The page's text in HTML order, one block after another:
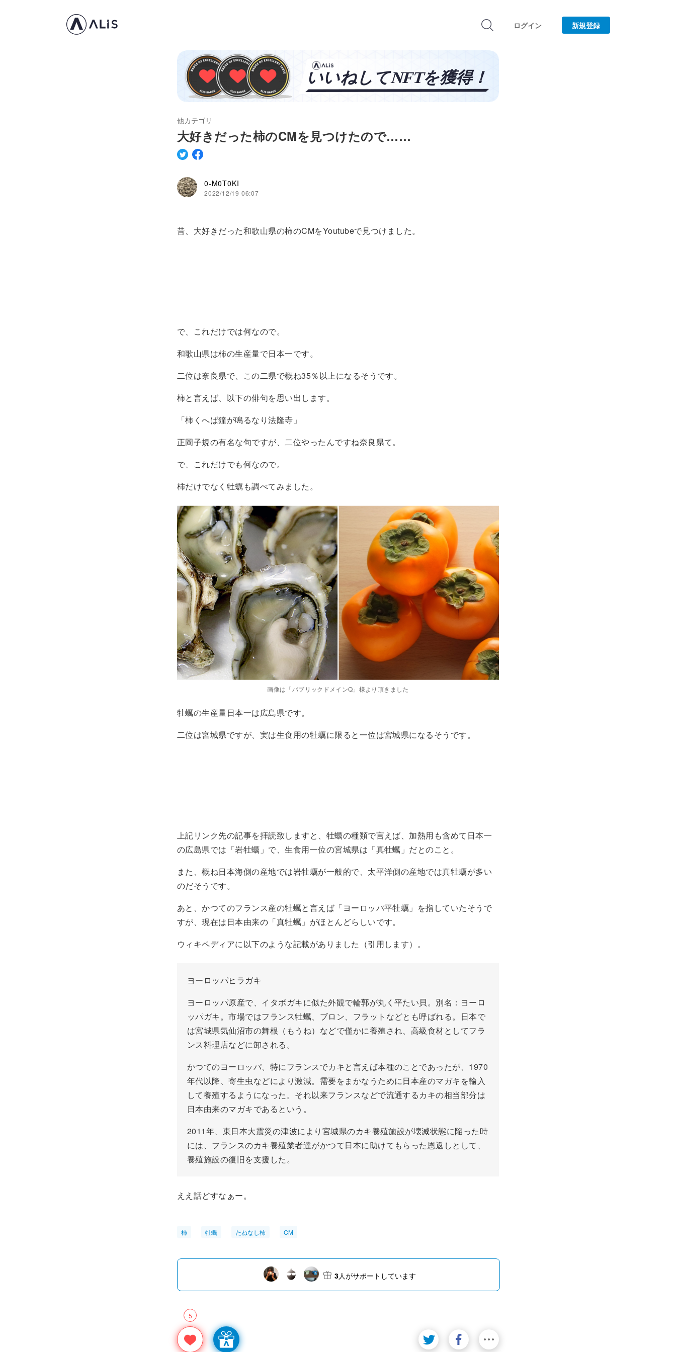
ログイン 新規登録
他カテゴリ
大好きだった柿のCMを見つけたので……
0-M0T0KI
2022/12/19 06:07
昔、大好きだった和歌山県の柿のCMをYoutubeで見つけました。
で、これだけでは何なので。
和歌山県は柿の生産量で日本一です。
二位は奈良県で、この二県で概ね35％以上になるそうです。
柿と言えば、以下の俳句を思い出します。
「柿くへば鐘が鳴るなり法隆寺」
正岡子規の有名な句ですが、二位やったんですね奈良県て。
で、これだけでも何なので。
柿だけでなく牡蠣も調べてみました。
画像は「パブリックドメインQ」様より頂きました
牡蠣の生産量日本一は広島県です。
二位は宮城県ですが、実は生食用の牡蠣に限ると一位は宮城県になるそうです。
上記リンク先の記事を拝読致しますと、牡蠣の種類で言えば、加熱用も含めて日本一
の広島県では「岩牡蠣」で、生食用一位の宮城県は「真牡蠣」だとのこと。
また、概ね日本海側の産地では岩牡蠣が一般的で、太平洋側の産地では真牡蠣が多い
のだそうです。
あと、かつてのフランス産の牡蠣と言えば「ヨーロッパ平牡蠣」を指していたそうで
すが、現在は日本由来の「真牡蠣」がほとんどらしいです。
ウィキペディアに以下のような記載がありました（引用します）。
ヨーロッパヒラガキ
ヨーロッパ原産で、イタボガキに似た外観で輪郭が丸く平たい貝。別名：ヨーロ
ッパガキ。市場ではフランス牡蠣、ブロン、フラットなどとも呼ばれる。日本で
は宮城県気仙沼市の舞根（もうね）などで僅かに養殖され、高級食材としてフラ
ンス料理店などに卸される。
かつてのヨーロッパ、特にフランスでカキと言えば本種のことであったが、1970
年代以降、寄生虫などにより激減。需要をまかなうために日本産のマガキを輸入
して養殖するようになった。それ以来フランスなどで流通するカキの相当部分は
日本由来のマガキであるという。
2011年、東日本大震災の津波により宮城県のカキ養殖施設が壊滅状態に陥った時
には、フランスのカキ養殖業者達がかつて日本に助けてもらった恩返しとして、
養殖施設の復旧を支援した。
ええ話どすなぁー。
柿 牡蠣 たねなし柿 CM
5
3人がサポートしています